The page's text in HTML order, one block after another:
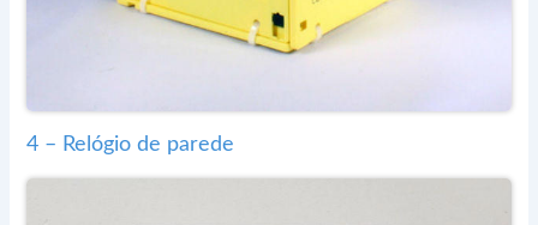
4 – Relógio de parede